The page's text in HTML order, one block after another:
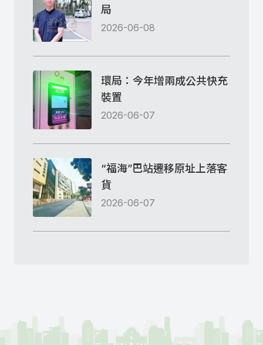
局
2026-06-08
環局：今年增兩成公共快充
裝置
2026-06-07
“福海”巴站遷移原址上落客
貨
2026-06-07